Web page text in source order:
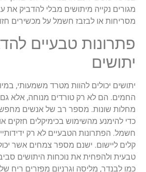
מגורים נקייה מיתושים מבלי להדביק
מסריחות או לבזבז חשמל על מכשירים
פתרונות טבעיים
יתושים
יתושים יכולים להוות מטרד משמעותי,
החמים. הם לא רק טורדים מנוחה, אלא גם
מחלות שונות. מספר רב של אנשים
כדי להימנע מהשימוש בכימיקלים חזקים
חשמל. הפתרונות הטבעיים לא רק
קלים ליישום. ישנם מספר צמחים אשר
טבעית ולהפחית את נוכחות היתושים
כמו לבנדר, מליסה וגרניום מפזרים ריח